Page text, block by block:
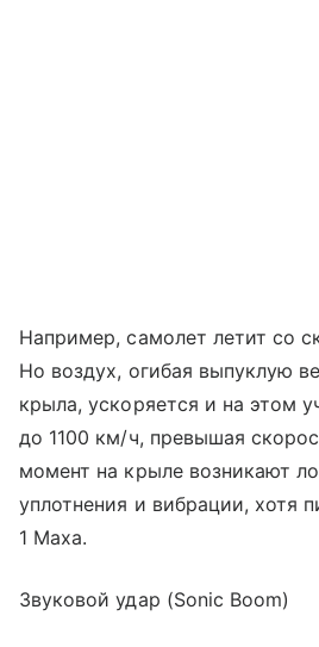
Например, самолет летит со
Но воздух, огибая выпуклую
крыла, ускоряется и на этом
до 1100 км/ч, превышая
момент на крыле возникают
уплотнения и вибрации, хотя
1 Маха.
Звуковой удар (Sonic Boom)